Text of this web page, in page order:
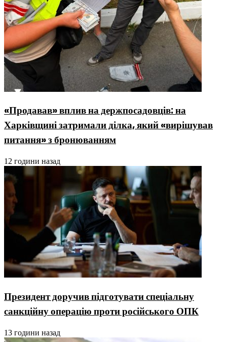
«Продавав» вплив на держпосадовців: на
Харківщині затримали ділка, який «вирішував
питання» з бронюванням
12 години назад
Президент доручив підготувати спеціальну
санкційну операцію проти російського ОПК
13 години назад